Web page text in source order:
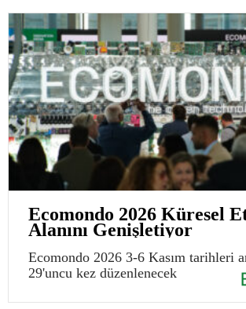
Ecomondo 2026 Küresel
Alanını Genişletiyor
Ecomondo 2026 3-6 Kasım tarihleri
29'uncu kez düzenlenecek